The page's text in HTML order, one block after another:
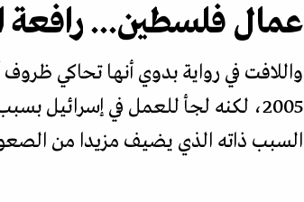
عمال فلسطين... رافعة
واللافت في رواية بدوي أنها تحاكي
2005، لكنه لجأ للعمل في إسرائيل
السبب ذاته الذي يضيف مزيدا من